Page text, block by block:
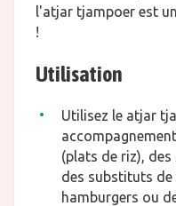
l'atjar tjampoer est
!
Utilisation
Utilisez le atjar
(plats de riz),
des substituts de
hamburgers ou